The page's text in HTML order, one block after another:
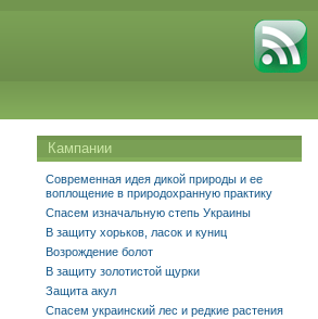
Кампании
Современная идея дикой природы и ее
воплощение в природохранную практику
Спасем изначальную степь Украины
В защиту хорьков, ласок и куниц
Возрождение болот
В защиту золотистой щурки
Защита акул
Спасем украинский лес и редкие растения